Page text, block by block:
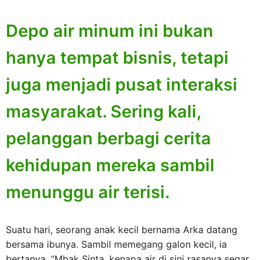
Depo air minum ini bukan
hanya tempat bisnis, tetapi
juga menjadi pusat interaksi
masyarakat. Sering kali,
pelanggan berbagi cerita
kehidupan mereka sambil
menunggu air terisi.
Suatu hari, seorang anak kecil bernama Arka datang
bersama ibunya. Sambil memegang galon kecil, ia